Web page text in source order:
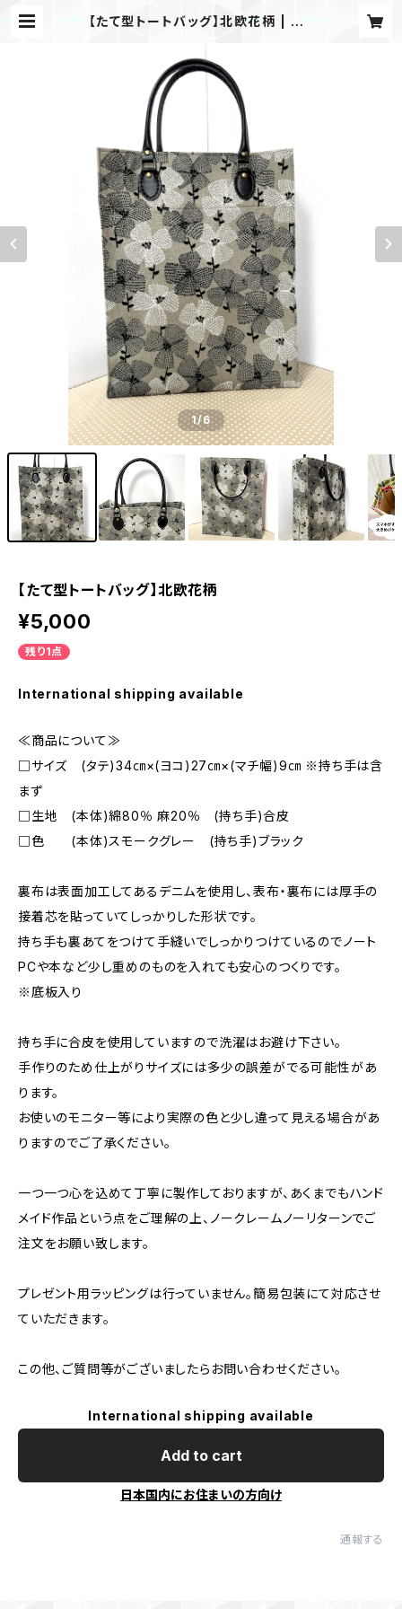
【たて型トートバッグ】北欧花柄 | me
1/6
【たて型トートバッグ】北欧花柄
¥5,000
残り1点
International shipping available
≪商品について≫
□サイズ (タテ)34㎝×(ヨコ)27㎝×(マチ幅)9㎝ ※持ち手は含
まず
□生地 (本体)綿80％ 麻20％ (持ち手)合皮
□色 (本体)スモークグレー (持ち手)ブラック
裏布は表面加工してあるデニムを使用し、表布・裏布には厚手の
接着芯を貼っていてしっかりした形状です。
持ち手も裏あてをつけて手縫いでしっかりつけているのでノート
PCや本など少し重めのものを入れても安心のつくりです。
※底板入り
持ち手に合皮を使用していますので洗濯はお避け下さい。
手作りのため仕上がりサイズには多少の誤差がでる可能性があ
ります。
お使いのモニター等により実際の色と少し違って見える場合があ
りますのでご了承ください。
一つ一つ心を込めて丁寧に製作しておりますが、あくまでもハンド
メイド作品という点をご理解の上、ノークレームノーリターンでご
注文をお願い致します。
プレゼント用ラッピングは行っていません。簡易包装にて対応させ
ていただきます。
この他、ご質問等がございましたらお問い合わせください。
International shipping available
Add to cart
日本国内にお住まいの方向け
通報する